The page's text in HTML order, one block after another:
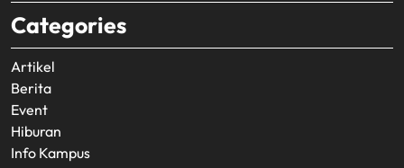
Categories
Artikel
Berita
Event
Hiburan
Info Kampus